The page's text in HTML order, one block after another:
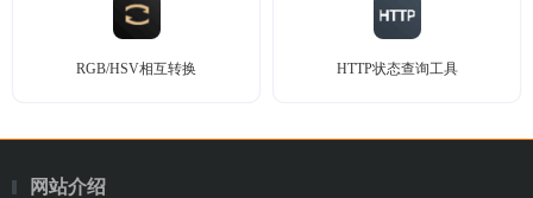
RGB/HSV相互转换 HTTP状态查询工具
网站介绍